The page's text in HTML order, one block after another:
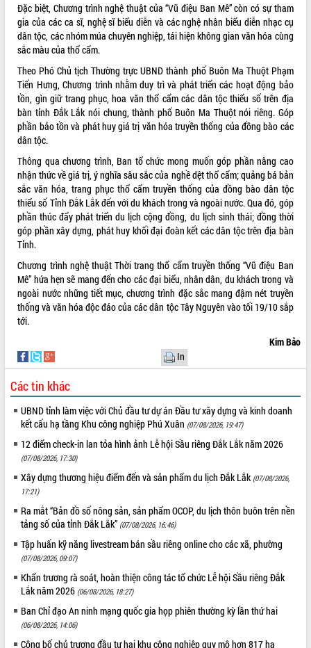
Kỳ họp thứ Hai, Hội đồng nhân dân
tỉnh khóa XI quyết nghị nhiều nội dung
quan trọng
Bí thư Tỉnh ủy Lương Nguyễn Minh
Triết thăm, tặng quà người có công với
cách mạng
Rà soát, hoàn thiện hệ thống thiết chế
văn hóa, thể thao đáp ứng yêu cầu
phát triển mới
Thường trực HĐND tỉnh Đắk Lắk gặp
mặt Đoàn chuyên gia y tế TP. Hồ Chí
Minh
Lễ truy điệu và an táng hài cốt liệt sĩ
tại Nghĩa trang Liệt sĩ xã Sơn Hòa
Bàn giải pháp tháo gỡ khó khăn trong
xuất khẩu sầu riêng và triển khai quy
định EUDR
Thứ trưởng Bộ Nông nghiệp và Môi
trường Nguyễn Hoàng Hiệp khảo sát
vùng trồng và doanh nghiệp đóng gói
sầu riêng tại Đắk Lắk
Trình diễn nghệ thuật chế biến các
Đắk Lắk công bố Quy hoạch và xúc
tiến đầu tư tỉnh
Ngành cá ngừ Đắk Lắk chủ động thích
ứng để giữ vững thị trường xuất khẩu
Diễn đàn Kinh tế tư nhân Việt Nam đột
phá cơ chế - Hợp tác công tư
Đề án 06 tạo bước ngoặt đột phá trong
cải cách hành chính tỉnh Đắk Lắk
Kết nối tour, đẩy mạnh chuyển đổi số
để phát triển du lịch Đắk Lắk
Khởi động Dự án Đầu tư xây dựng hạ
tầng kỹ thuật Cụm công nghiệp Tân
Tiến
Gặp mặt các cơ quan báo chí nhân Kỷ
niệm 101 năm Ngày Báo chí Cách
mạng Việt Nam
Đắk Lắk sơ kết 4 năm triển khai thực
hiện Đề án 06 của Chính phủ
LIÊN KẾT WEB
THỐNG KÊ TRUY CẬP
Hôm nay: 22814
Tất cả: 66068137
Đặc biệt, Chương trình nghệ thuật của “Vũ điệu Ban Mê” còn có sự tham
gia của các ca sĩ, nghệ sĩ biểu diễn và các nghệ nhân biểu diễn nhạc cụ
dân tộc, các nhóm múa chuyên nghiệp, tái hiện không gian văn hóa cùng
sắc màu của thổ cẩm.
Theo Phó Chủ tịch Thường trực UBND thành phố Buôn Ma Thuột Phạm
Tiến Hưng, Chương trình nhằm duy trì và phát triển các hoạt động bảo
tồn, gìn giữ trang phục, hoa văn thổ cẩm các dân tộc thiểu số trên địa
bàn tỉnh Đắk Lắk nói chung, thành phố Buôn Ma Thuột nói riêng. Góp
phần bảo tồn và phát huy giá trị văn hóa truyền thống của đồng bào các
dân tộc.
Thông qua chương trình, Ban tổ chức mong muốn góp phần nâng cao
nhận thức về giá trị, ý nghĩa sâu sắc của nghề dệt thổ cẩm; quảng bá bản
sắc văn hóa, trang phục thổ cẩm truyền thống của đồng bào dân tộc
thiểu số Tỉnh Đắk Lắk đến với du khách trong và ngoài nước. Qua đó, góp
phần thúc đẩy phát triển du lịch cộng đồng, du lịch sinh thái; đồng thời
góp phần xây dựng, phát huy khối đại đoàn kết các dân tộc trên địa bàn
Tỉnh.
Chương trình nghệ thuật Thời trang thổ cẩm truyền thống “Vũ điệu Ban
Mê” hứa hẹn sẽ mang đến cho các đại biểu, nhân dân, du khách trong và
ngoài nước những tiết mục, chương trình đặc sắc mang đậm nét truyền
thống và văn hóa độc đáo của các dân tộc Tây Nguyên vào tối 19/10 sắp
tới.
Kim Bảo
In
Các tin khác
UBND tỉnh làm việc với Chủ đầu tư dự án Đầu tư xây dựng và kinh doanh
kết cấu hạ tầng Khu công nghiệp Phú Xuân (07/08/2026, 19:47)
12 điểm check-in lan tỏa hình ảnh Lễ hội Sầu riêng Đắk Lắk năm 2026
(07/08/2026, 17:30)
Xây dựng thương hiệu điểm đến và sản phẩm du lịch Đắk Lắk (07/08/2026,
17:21)
Ra mắt “Bản đồ số nông sản, sản phẩm OCOP, du lịch thôn buôn trên nền
tảng số của tỉnh Đắk Lắk” (07/08/2026, 16:46)
Tập huấn kỹ năng livestream bán sầu riêng online cho các xã, phường
(07/08/2026, 09:07)
Khẩn trương rà soát, hoàn thiện công tác tổ chức Lễ hội Sầu riêng Đắk
Lắk năm 2026 (06/08/2026, 18:27)
Ban Chỉ đạo An ninh mạng quốc gia họp phiên thường kỳ lần thứ hai
(06/08/2026, 14:06)
Công bố chủ trương đầu tư hai khu công nghiệp quy mô hơn 817 ha